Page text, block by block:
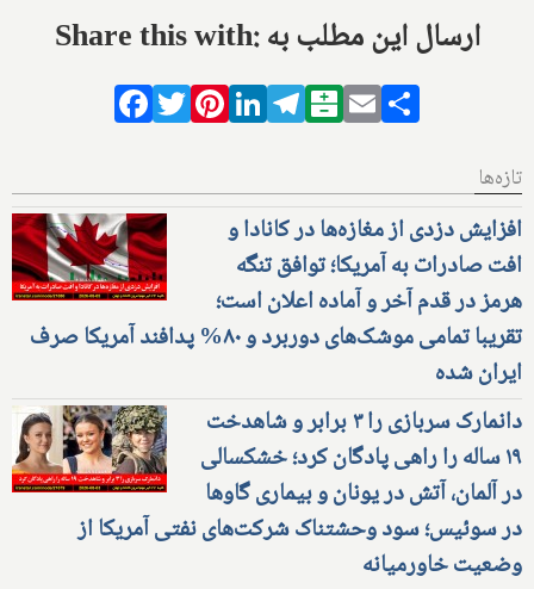
Share this with: ارسال این مطلب به
Facebook
TwitterPinterestLinkedIn
Telegram
Balatarin
Email
تازه‌ها
افزایش دزدی از مغازه‌ها در کانادا و
افت صادرات به آمریکا؛ توافق تنگه
هرمز در قدم آخر و آماده اعلان است؛
تقریبا تمامی موشک‌های دوربرد و ۸۰% پدافند آمریکا صرف
ایران شده
دانمارک سربازی را ۳ برابر و شاهدخت
۱۹ ساله را راهی پادگان کرد؛ خشکسالی
در آلمان، آتش در یونان و بیماری گاوها
در سوئیس؛ سود وحشتناک شرکت‌های نفتی آمریکا از
وضعیت خاورمیانه